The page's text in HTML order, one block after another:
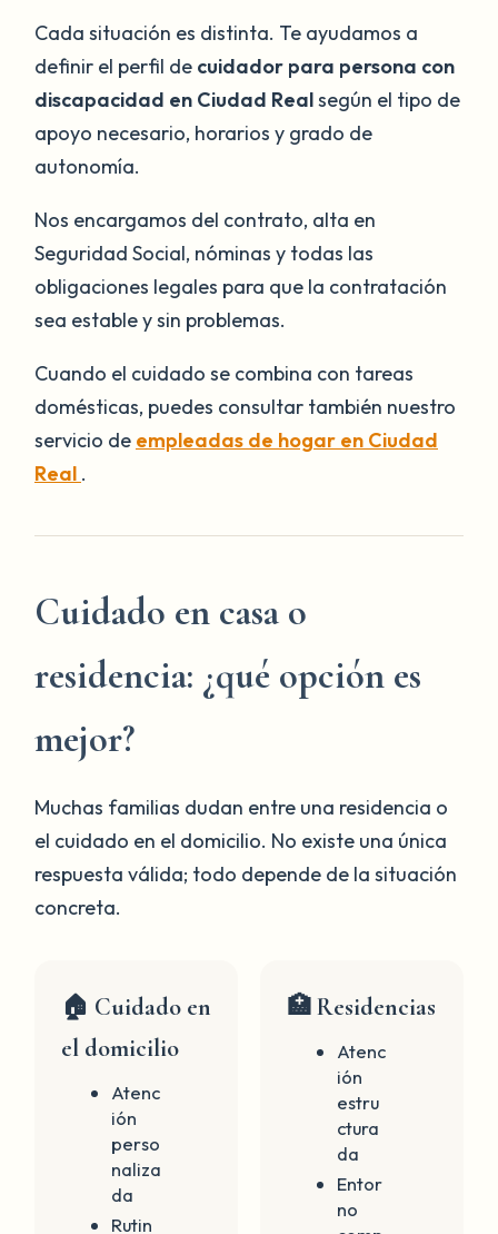
Cada situación es distinta. Te ayudamos a
definir el perfil de cuidador para persona con
discapacidad en Ciudad Realsegún el tipo de
apoyo necesario, horarios y grado de
autonomía.
Nos encargamos del contrato, alta en
Seguridad Social, nóminas y todas las
obligaciones legales para que la contratación
sea estable y sin problemas.
Cuando el cuidado se combina con tareas
domésticas, puedes consultar también nuestro
servicio de empleadas de hogar en Ciudad
Real .
Cuidado en casa o
residencia: ¿qué opción es
mejor?
Muchas familias dudan entre una residencia o
el cuidado en el domicilio. No existe una única
respuesta válida; todo depende de la situación
concreta.
🏠 Cuidado en
el domicilio
Atenc
ión
perso
naliza
da
Rutin
🏥 Residencias
Atenc
ión
estru
ctura
da
Entor
no